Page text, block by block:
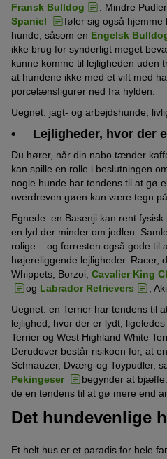
Fransk Bulldog
. Mindre
Spaniel
føler sig også hjemme
hunde, såsom en Engelsk
ikke brug for synderligt meget
kunne komme til lejligheden uden
at hundene ikke med et vift med
porcelænsfigurer ned fra hylden.
Uegnet: jagt- og arbejdshunde,
• Lejligheder, hvor der
Du hører, når din nabo tænder
kan spille en rolle i beslutningen
nogle hunde har tendens til at gø
overdreven gøen kan være tegn
Egnede: en Basenji kan rent
en lyd der minder om jodlen.
rolige – og forresten også gode til
højereliggende lejligheder. Racer,
Whippets, Borzoi, Cavalier King
og Labrador Retrievers ,
Uegnet: en Terrier har tendens til
lejlighed, hvor der er lydt, ligeledes
Terrier og West Highland White
Derudover består risikoen for, at
Schnauzer, Dværg-og Toypudler,
Pekingeser
begynder at
de en tendens til at gø mere end
Det hundevenlige
Et helt hus er et paradis for hele